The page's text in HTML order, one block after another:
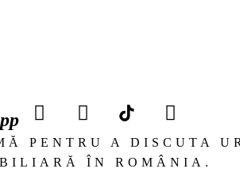
PENTRU A DISCUTA
ÎN ROMÂNIA.